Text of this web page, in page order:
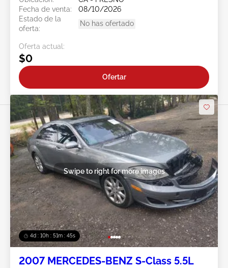
Fecha de venta:
08/10/2026
Estado de la
oferta:
No has ofertado
Oferta actual:
$0
Ofertar
4d : 10h : 51m : 43s
Swipe to right for more images
2007 MERCEDES-BENZ S-Class 5.5L